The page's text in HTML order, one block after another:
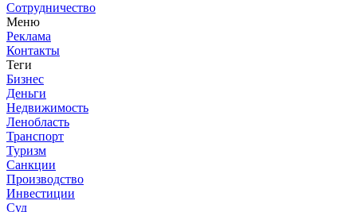
Сотрудничество
Меню
Реклама
Контакты
Теги
Бизнес
Деньги
Недвижимость
Ленобласть
Транспорт
Туризм
Санкции
Производство
Инвестиции
Суд